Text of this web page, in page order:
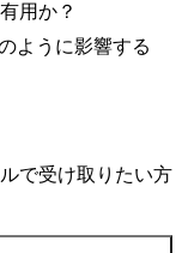
用か？
ように影響する
で受け取りたい方